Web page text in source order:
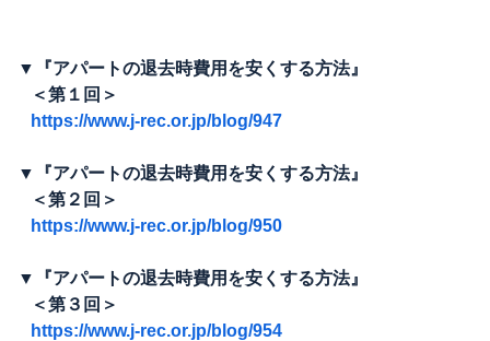
▼『アパートの退去時費用を安くする方法』
＜第１回＞
https://www.j-rec.or.jp/blog/947
▼『アパートの退去時費用を安くする方法』
＜第２回＞
https://www.j-rec.or.jp/blog/950
▼『アパートの退去時費用を安くする方法』
＜第３回＞
https://www.j-rec.or.jp/blog/954